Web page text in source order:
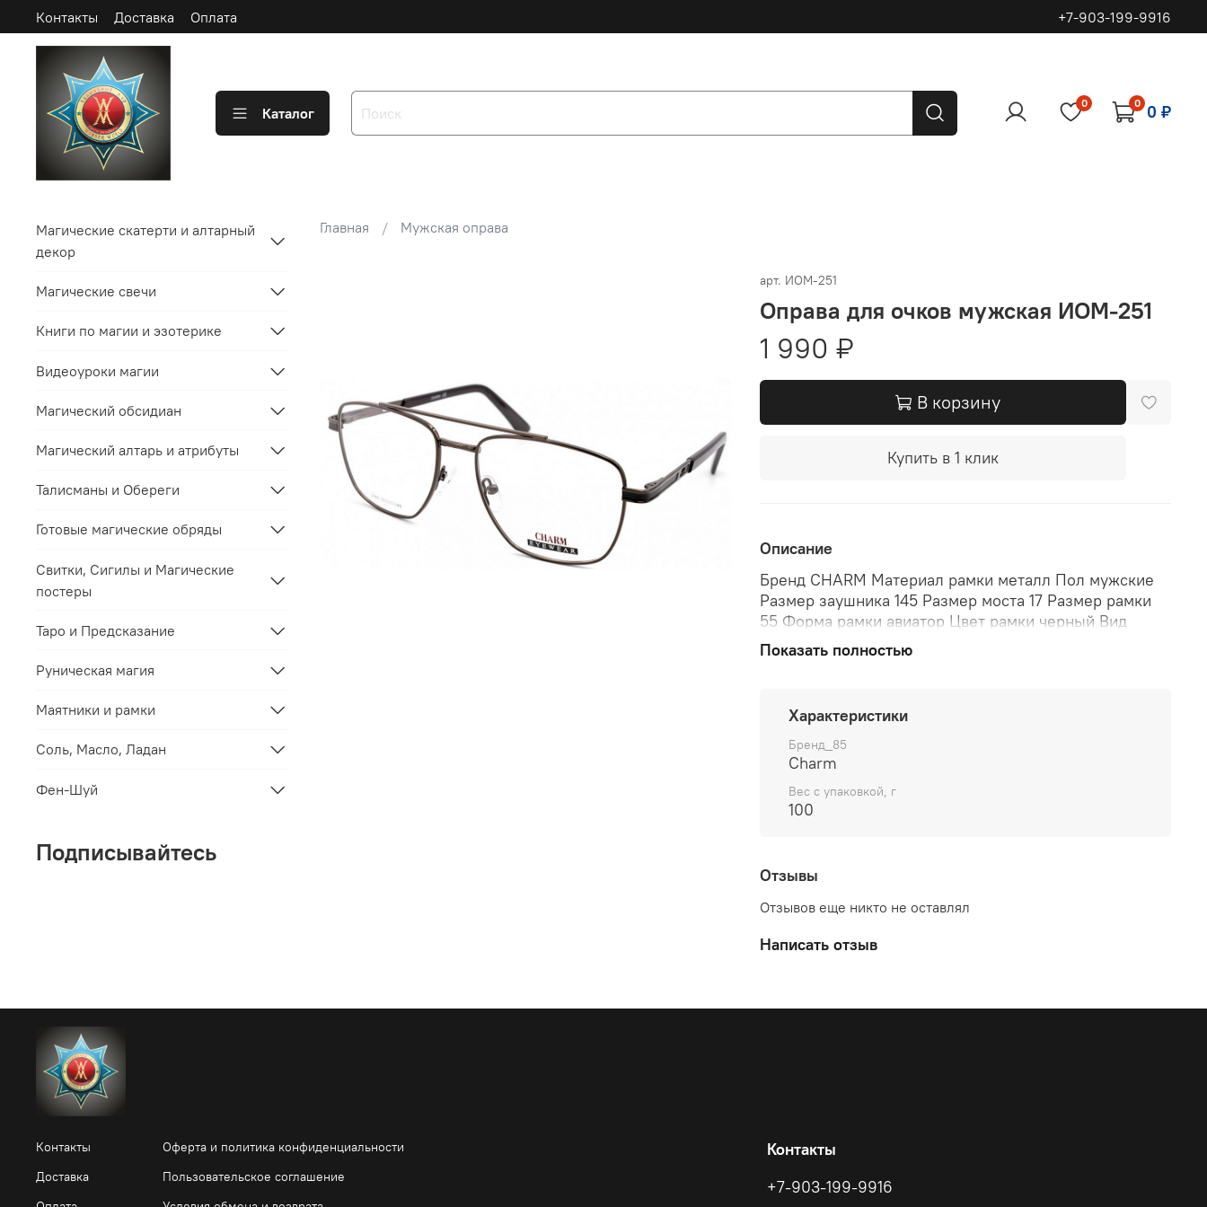
Контакты Доставка Оплата +7-903-199-9916
Каталог
0 0 0 ₽
Главная Мужская оправа
арт. ИОМ-251
Оправа для очков мужская ИОМ-251
1 990 ₽
В корзину
Купить в 1 клик
Описание
Бренд CHARM Материал рамки металл Пол мужские
Размер заушника 145 Размер моста 17 Размер рамки
55 Форма рамки авиатор Цвет рамки черный Вид
оправы ободковая
Показать полностью
Характеристики
Бренд_85
Charm
Вес с упаковкой, г
100
Отзывы
Отзывов еще никто не оставлял
Написать отзыв
Магические скатерти и алтарный
декор
Магические свечи
Книги по магии и эзотерике
Видеоуроки магии
Магический обсидиан
Магический алтарь и атрибуты
Талисманы и Обереги
Готовые магические обряды
Свитки, Сигилы и Магические
постеры
Таро и Предсказание
Руническая магия
Маятники и рамки
Соль, Масло, Ладан
Фен-Шуй
Подписывайтесь
Контакты
Доставка
Оферта и политика конфиденциальности
Пользовательское соглашение
Контакты
+7-903-199-9916